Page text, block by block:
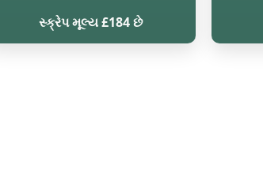
સ્ક્રેપ મૂલ્ય £184 છે